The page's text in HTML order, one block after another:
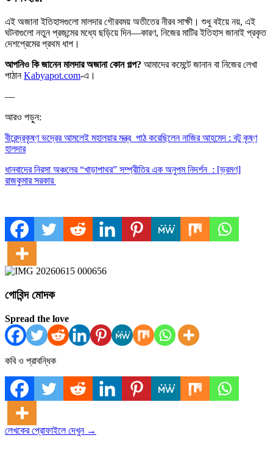
এই অজানা ইতিহাসগুলো মালদার গৌরবময় অতীতের নীরব সাক্ষী। শুধু বইয়ে নয়, এই
ঘটনাগুলো নতুন প্রজন্মের মধ্যে ছড়িয়ে দিন—কারণ, নিজের মাটির ইতিহাস জানাই প্রকৃত
দেশপ্রেমের প্রথম ধাপ।
আপনিও কি জানেন মালদার অজানা কোন গল্প? আমাদের কমেন্টে জানান বা নিজের লেখা
পাঠানKabyapot.com-এ।
—
আরও পড়ুন:
বীরেন্দ্রকৃষ্ণ ভদ্রের আমলেই মহালয়ার মন্ত্র পাঠ করেছিলেন নাজির আহমেদ : বটু কৃষ্ণ
হালদার
ধানবাদের নিরসা অঞ্চলের “খাড়াপাথর” সম্প্রীতির এক অনুপম নিদর্শন : [ভ্রমণ]
রাজকুমার সরকার
গোবিন্দ মোদক
Spread the love
কবি ও প্রাবন্ধিক
লেখকের প্রোফাইলে দেখুন →